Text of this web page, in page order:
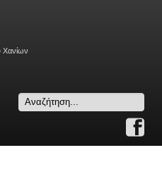
Χανίων
Search
...